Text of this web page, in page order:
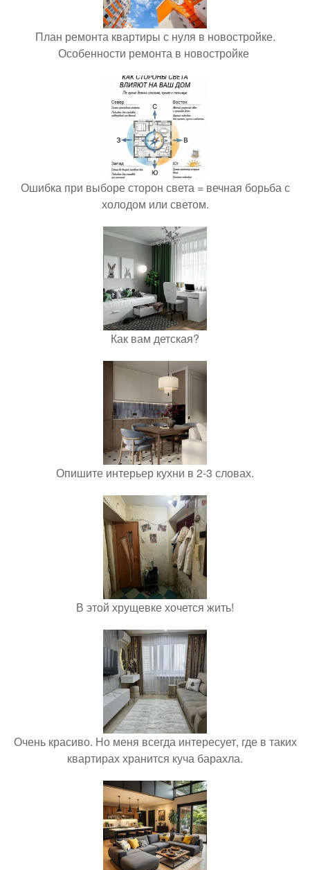
План ремонта квартиры с нуля в новостройке.
Особенности ремонта в новостройке
Ошибка при выборе сторон света = вечная борьба с
холодом или светом.
Как вам детская?
Опишите интерьер кухни в 2-3 словах.
В этой хрущевке хочется жить!
Очень красиво. Но меня всегда интересует, где в таких
квартирах хранится куча барахла.